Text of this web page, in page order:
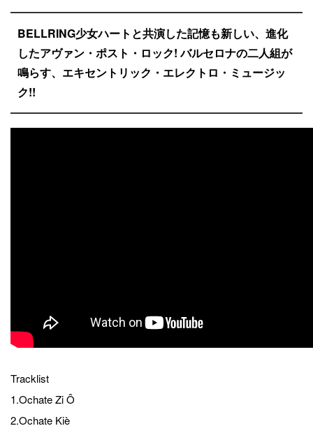
BELLRING少女ハートと共演した記憶も新しい、進化
したアヴァン・ポスト・ロック! バルセロナの二人組が
鳴らす、エキセントリック・エレクトロ・ミュージッ
ク!!
Tracklist
1.Ochate Zi Ô
2.Ochate Kiè